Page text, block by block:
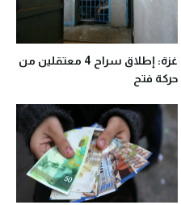
غزة: إطلاق سراح 4 معتقلين من
حركة فتح